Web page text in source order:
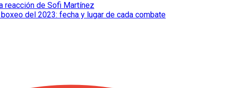
reacción de Sofi Martínez
del 2023: fecha y lugar de cada combate